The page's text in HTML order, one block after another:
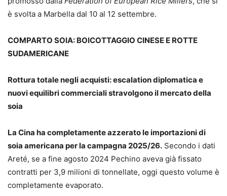
è svolta a Marbella dal 10 al 12 settembre.
COMPARTO SOIA: BOICOTTAGGIO CINESE E ROTTE
SUDAMERICANE
Rottura totale negli acquisti: escalation diplomatica e
nuovi equilibri commerciali stravolgono il mercato della
soia
La Cina ha completamente azzerato le importazioni di
soia americana per la campagna 2025/26. Secondo i dati
Areté, se a fine agosto 2024 Pechino aveva già fissato
contratti per 3,9 milioni di tonnellate, oggi questo volume è
completamente evaporato.